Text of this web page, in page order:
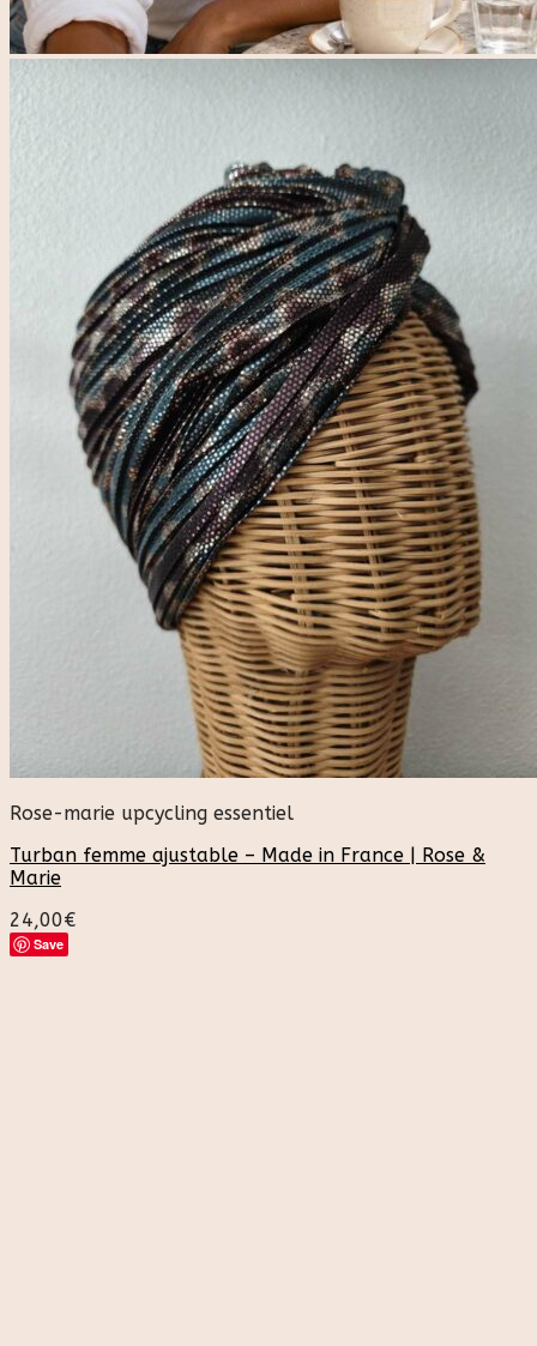
Rose-marie upcycling essentiel
Turban femme ajustable – Made in France | Rose &
Marie
24,00€
Save